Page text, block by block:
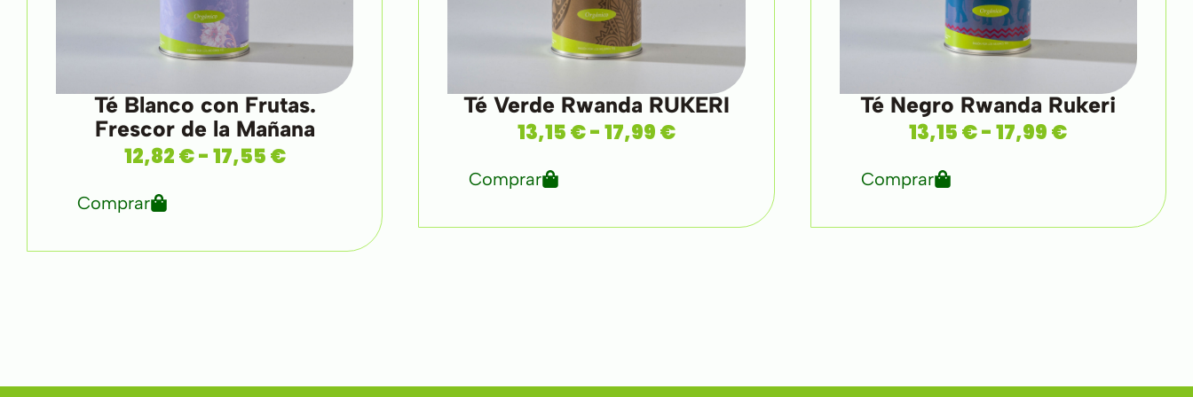
Té Blanco con Frutas.
Frescor de la Mañana
12,82€-17,55€
Comprar
Té Verde Rwanda RUKERI
13,15€-17,99€
Comprar
Té Negro Rwanda Rukeri
13,15€- 17,99€
Comprar